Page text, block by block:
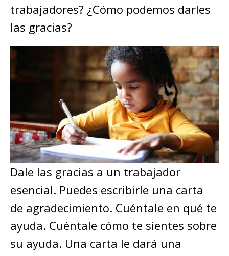
trabajadores? ¿Cómo podemos darles
las gracias?
Dale las gracias a un trabajador
esencial. Puedes escribirle una carta
de agradecimiento. Cuéntale en qué te
ayuda. Cuéntale cómo te sientes sobre
su ayuda. Una carta le dará una